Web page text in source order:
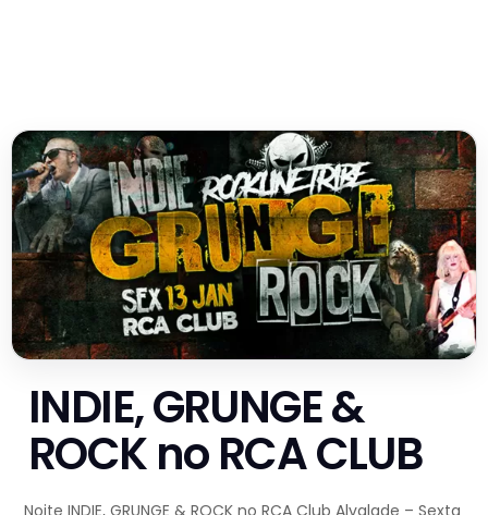
INDIE, GRUNGE &
ROCK no RCA CLUB
Noite INDIE, GRUNGE & ROCK no RCA Club Alvalade – Sexta